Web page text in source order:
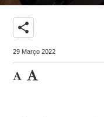
share
29 Março 2022